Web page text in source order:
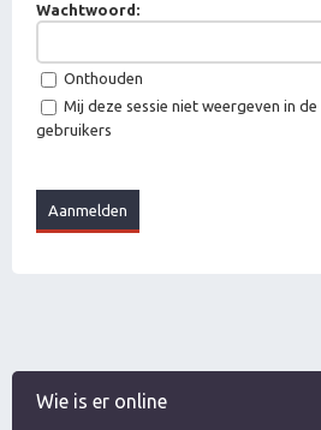
Wachtwoord:
Onthouden
Mij deze sessie niet weergeven in
gebruikers
Wie is er online